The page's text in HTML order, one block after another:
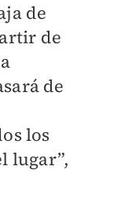
de
de
de
los
lugar”,